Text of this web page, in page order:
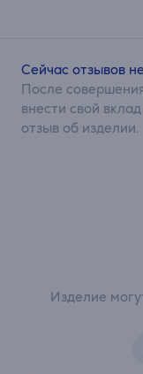
Изделие
Сейчас отзывов
После
внести свой
отзыв об изделии.